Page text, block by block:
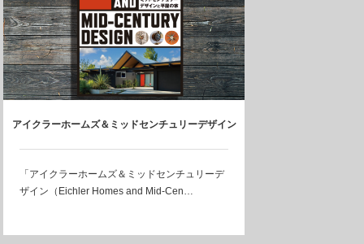
アイクラーホームズ＆ミッドセンチュリーデザイン
｜2月27日発売
「アイクラーホームズ＆ミッドセンチュリーデ
ザイン（Eichler Homes and Mid-Cen…